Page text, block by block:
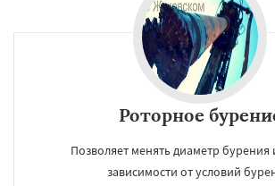
Роторное
Позволяет менять диаметр бурения
зависимости от условий